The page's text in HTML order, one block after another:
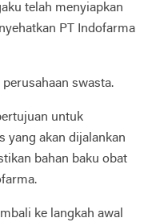
telah menyiapkan
PT Indofarma
swasta.
untuk
yang akan dijalankan
bahan baku obat
ke langkah awal